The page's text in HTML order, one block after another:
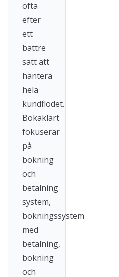
ofta
efter
ett
bättre
sätt att
hantera
hela
kundflödet.
Bokaklart
fokuserar
på
bokning
och
betalning
system,
bokningssystem
med
betalning,
bokning
och